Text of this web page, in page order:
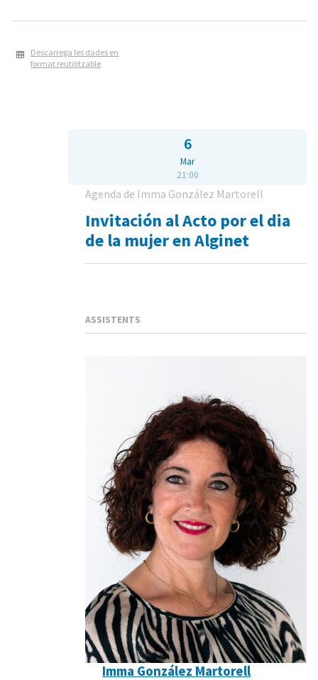
Descarrega les dades en
format reutilitzable
6
Mar
21:00
Agenda de Imma González Martorell
Invitación al Acto por el dia
de la mujer en Alginet
ASSISTENTS
Imma González Martorell